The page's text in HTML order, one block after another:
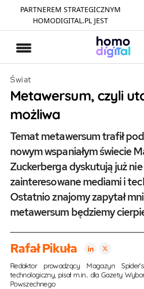
PARTNEREM STRATEGICZNYM
HOMODIGITAL.PL JEST
Świat
Metawersum, czyli
możliwa
Temat metawersum trafił
nowym wspaniałym świecie
Zuckerberga dyskutują już
zainteresowane mediami i
Ostatnio znajomy zapytał
metawersum będziemy
Rafał Pikuła
Redaktor prowadzący Magazyn
technologiczny, pisał m.in.. dla Gazety
Powszechnego